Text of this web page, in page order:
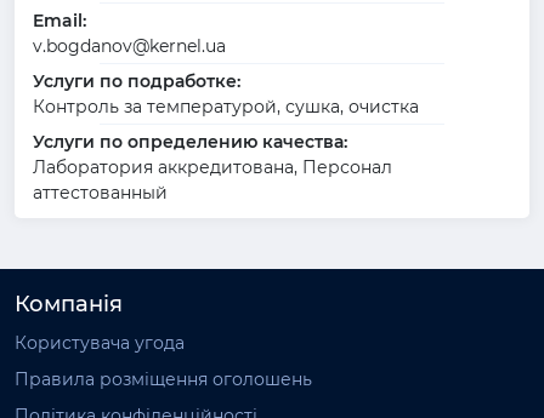
Email:
v.bogdanov@kernel.ua
Услуги по подработке:
Контроль за температурой, сушка, очистка
Услуги по определению качества:
Лаборатория аккредитована, Персонал
аттестованный
Компанія
Користувача угода
Правила розміщення оголошень